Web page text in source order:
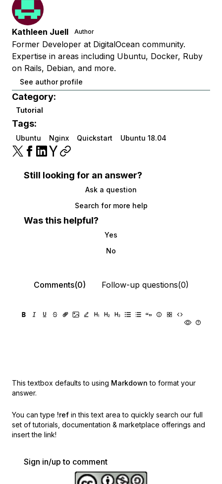
Kathleen Juell Author
Former Developer at DigitalOcean community.
Expertise in areas including Ubuntu, Docker, Ruby
on Rails, Debian, and more.
See author profile
Category:
Tutorial
Tags:
Ubuntu Nginx Quickstart Ubuntu 18.04
Still looking for an answer?
Ask a question
Search for more help
Was this helpful?
Yes
No
Comments(0) Follow-up questions(0)
This textbox defaults to using Markdown to format your
answer.
You can type !ref in this text area to quickly search our full
set of tutorials, documentation & marketplace offerings and
insert the link!
Sign in/up to comment